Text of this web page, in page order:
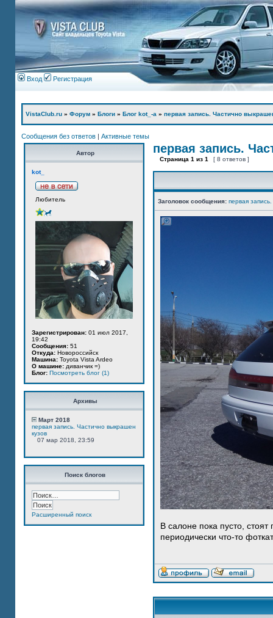
Вход Регистрация
VistaClub.ru » Форум » Блоги » Блог kot_-а » первая запись. Частично
Сообщения без ответов | Активные темы
Автор
kot_
Любитель
Зарегистрирован: 01 июл 2017,
19:42
Сообщения: 51
Откуда: Новороссийск
Машина: Toyota Vista Ardeo
О машине: диванчик =)
Блог: Посмотреть блог (1)
Архивы
Март 2018
первая запись. Частично выкрашен
кузов
07 мар 2018, 23:59
Поиск блогов
Расширенный поиск
первая запись.
Страница 1 из 1 [ 8 ответов ]
Заголовок сообщения: первая
В салоне пока пусто,
периодически что-то